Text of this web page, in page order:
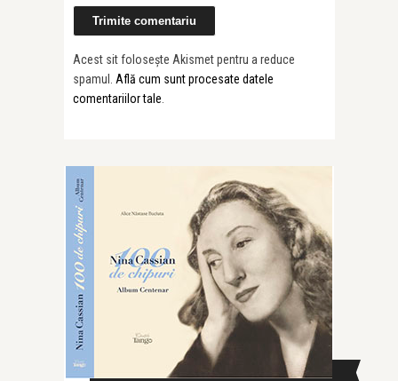
Acest sit folosește Akismet pentru a reduce
spamul. Află cum sunt procesate datele
comentariilor tale
CAUTĂ ÎN SITE